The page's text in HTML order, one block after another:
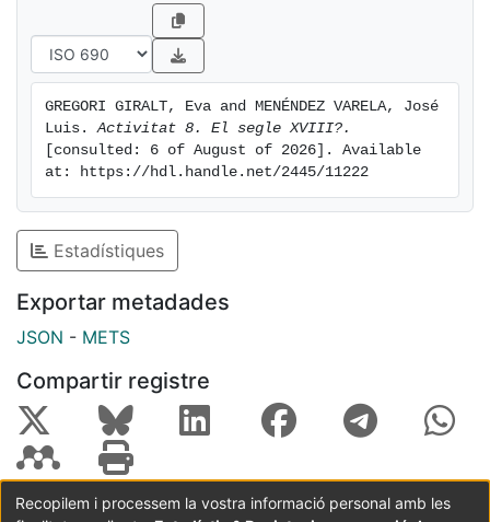
GREGORI GIRALT, Eva and MENÉNDEZ VARELA, José
Luis. Activitat 8. El segle XVIII?.
[consulted: 6 of August of 2026]. Available
at: https://hdl.handle.net/2445/11222
Estadístiques
Exportar metadades
JSON - METS
Compartir registre
Recopilem i processem la vostra informació personal amb les